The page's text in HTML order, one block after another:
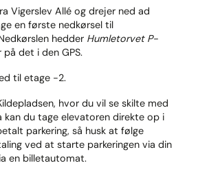
Vigerslev Allé og drejer ned ad
en første nedkørsel til
hedder Humletorvet P-
på det i den GPS.
til etage -2.
hvor du vil se skilte med
kan du tage elevatoren direkte op i
parkering, så husk at følge
ved at starte parkeringen via din
en billetautomat.